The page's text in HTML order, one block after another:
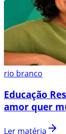
rio branco
Educação
amor quer
Ler matéria